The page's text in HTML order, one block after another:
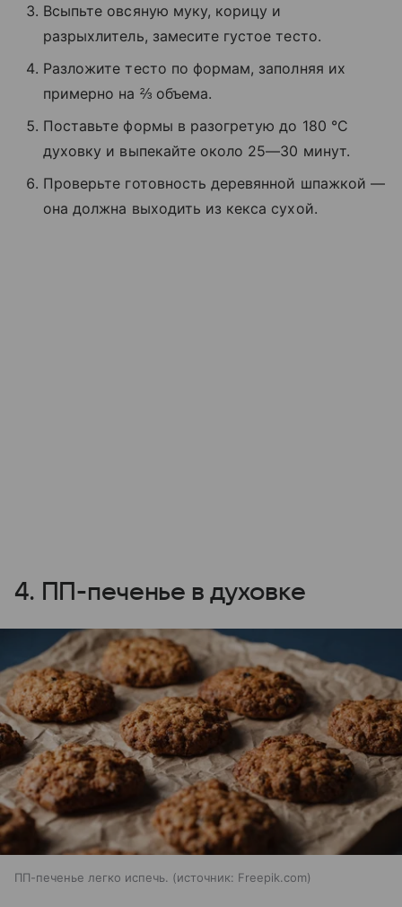
Всыпьте овсяную муку, корицу и
разрыхлитель, замесите густое тесто.
Разложите тесто по формам, заполняя их
примерно на ⅔ объема.
Поставьте формы в разогретую до 180 °C
духовку и выпекайте около 25—30 минут.
Проверьте готовность деревянной шпажкой —
она должна выходить из кекса сухой.
4. ПП-печенье в духовке
ПП-печенье легко испечь. источник: Freepik.com